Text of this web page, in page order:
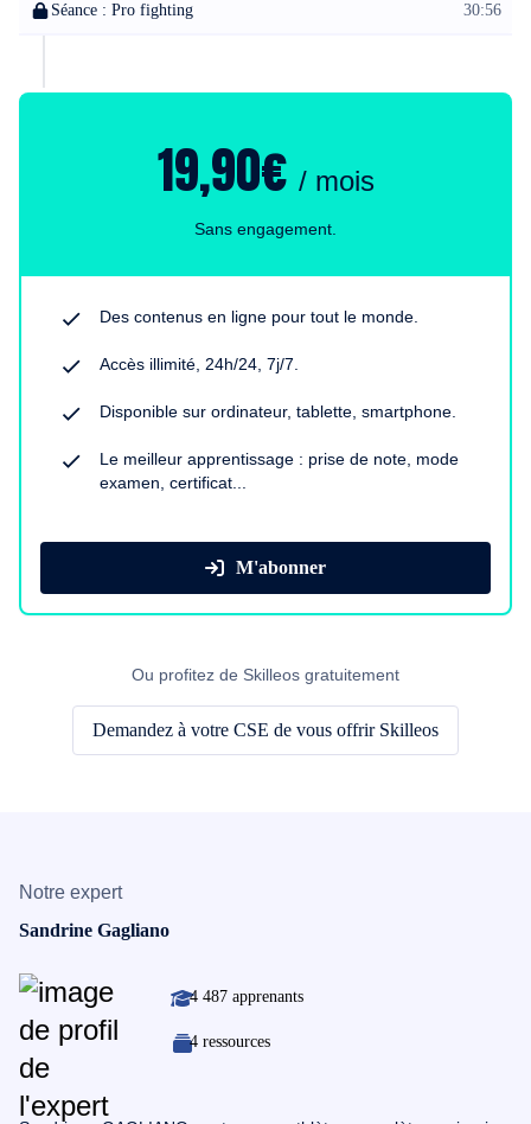
Séance : Pro fighting 30:56
19,90€ / mois
Sans engagement.
Des contenus en ligne pour tout le monde.
Accès illimité, 24h/24, 7j/7.
Disponible sur ordinateur, tablette, smartphone.
Le meilleur apprentissage : prise de note, mode
examen, certificat...
M'abonner
Ou profitez de Skilleos gratuitement
Demandez à votre CSE de vous offrir Skilleos
Notre expert
Sandrine Gagliano
4 487 apprenants
4 ressources